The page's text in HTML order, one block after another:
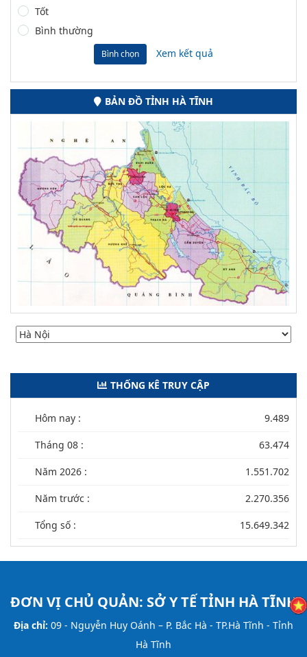
Tốt
Bình thường
Bình chọn Xem kết quả
BẢN ĐỒ TỈNH HÀ TĨNH
THỐNG KÊ TRUY CẬP
Hôm nay : 9.489
Tháng 08 : 63.474
Năm 2026 : 1.551.702
Năm trước : 2.270.356
Tổng số : 15.649.342
ĐƠN VỊ CHỦ QUẢN: SỞ Y TẾ TỈNH HÀ TĨNH
Địa chỉ: 09 - Nguyễn Huy Oánh – P. Bắc Hà - TP.Hà Tĩnh - Tỉnh
Hà Tĩnh